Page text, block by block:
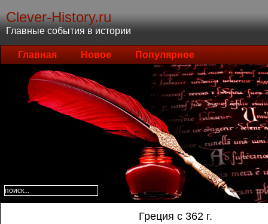
Clever-History.ru
Главные события в истории
Главная Новое Популярное
Греция с 362 г.